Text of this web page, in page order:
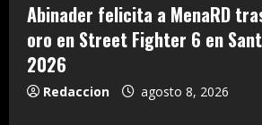
Abinader felicita a MenaRD
oro en Street Fighter 6 en
2026
Redaccion agosto 8, 2026